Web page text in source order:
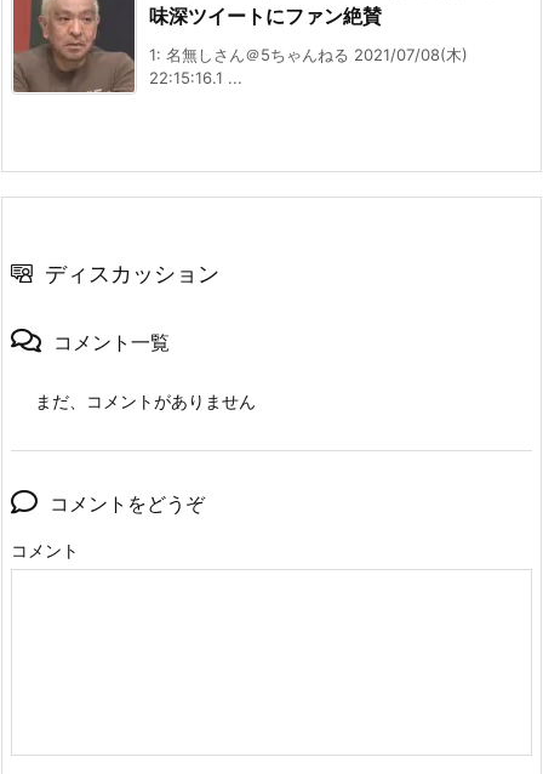
味深ツイートにファン絶賛
1: 名無しさん＠5ちゃんねる 2021/07/08(木)
22:15:16.1 ...
ディスカッション
コメント一覧
まだ、コメントがありません
コメントをどうぞ
コメント